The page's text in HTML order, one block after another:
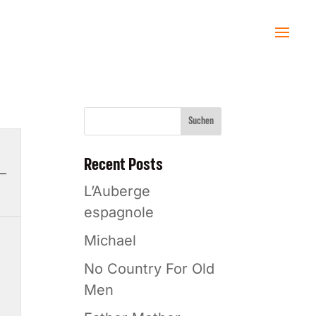
Suchen
Recent Posts
L’Auberge
espagnole
Michael
No Country For Old
Men